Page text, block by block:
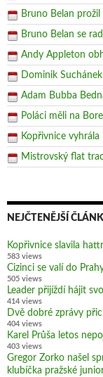
Bruno Belan
Bruno Belan se
Andy Appleton
Dominik
Adam Bubba
Poláci měli na
Kopřivnice
Mistrovský flat
NEJČTENĚJŠÍ
Kopřivnice slavila
583 views
Cizinci se valí do
505 views
Leader přijíždí hájit
414 views
Dvě dobré zprávy
404 views
Karel Průša letos
403 views
Gregor Zorko našel
klubíčka pražské